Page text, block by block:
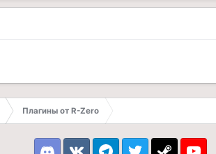
Плагины от R-Zero